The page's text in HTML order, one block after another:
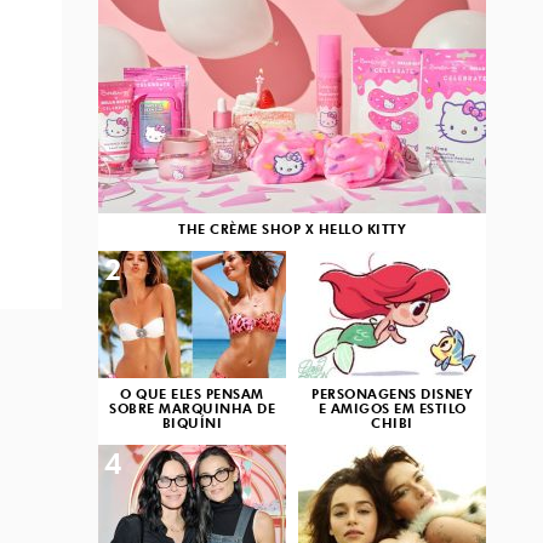
THE CRÈME SHOP X HELLO KITTY
O QUE ELES PENSAM
SOBRE MARQUINHA DE
BIQUÍNI
2
PERSONAGENS DISNEY
E AMIGOS EM ESTILO
CHIBI
3
4